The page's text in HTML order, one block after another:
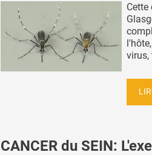
Cette
virus,
CANCER du SEIN: